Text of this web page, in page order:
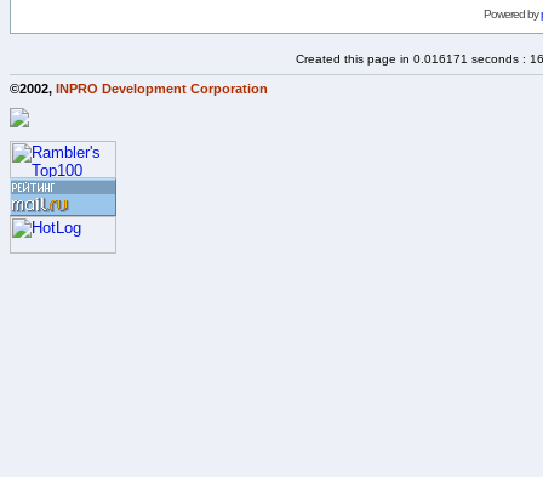
Powered by
Created this page in 0.016171 seconds :
©2002, INPRO Development Corporation